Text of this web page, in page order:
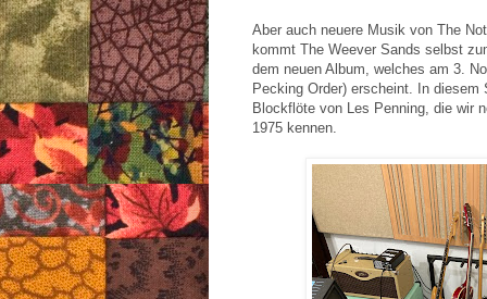
Aber auch neuere Musik von The
kommt The Weever Sands selbst
dem neuen Album, welches am 3.
Pecking Order) erscheint. In
Blockflöte von Les Penning, die wir
1975 kennen.